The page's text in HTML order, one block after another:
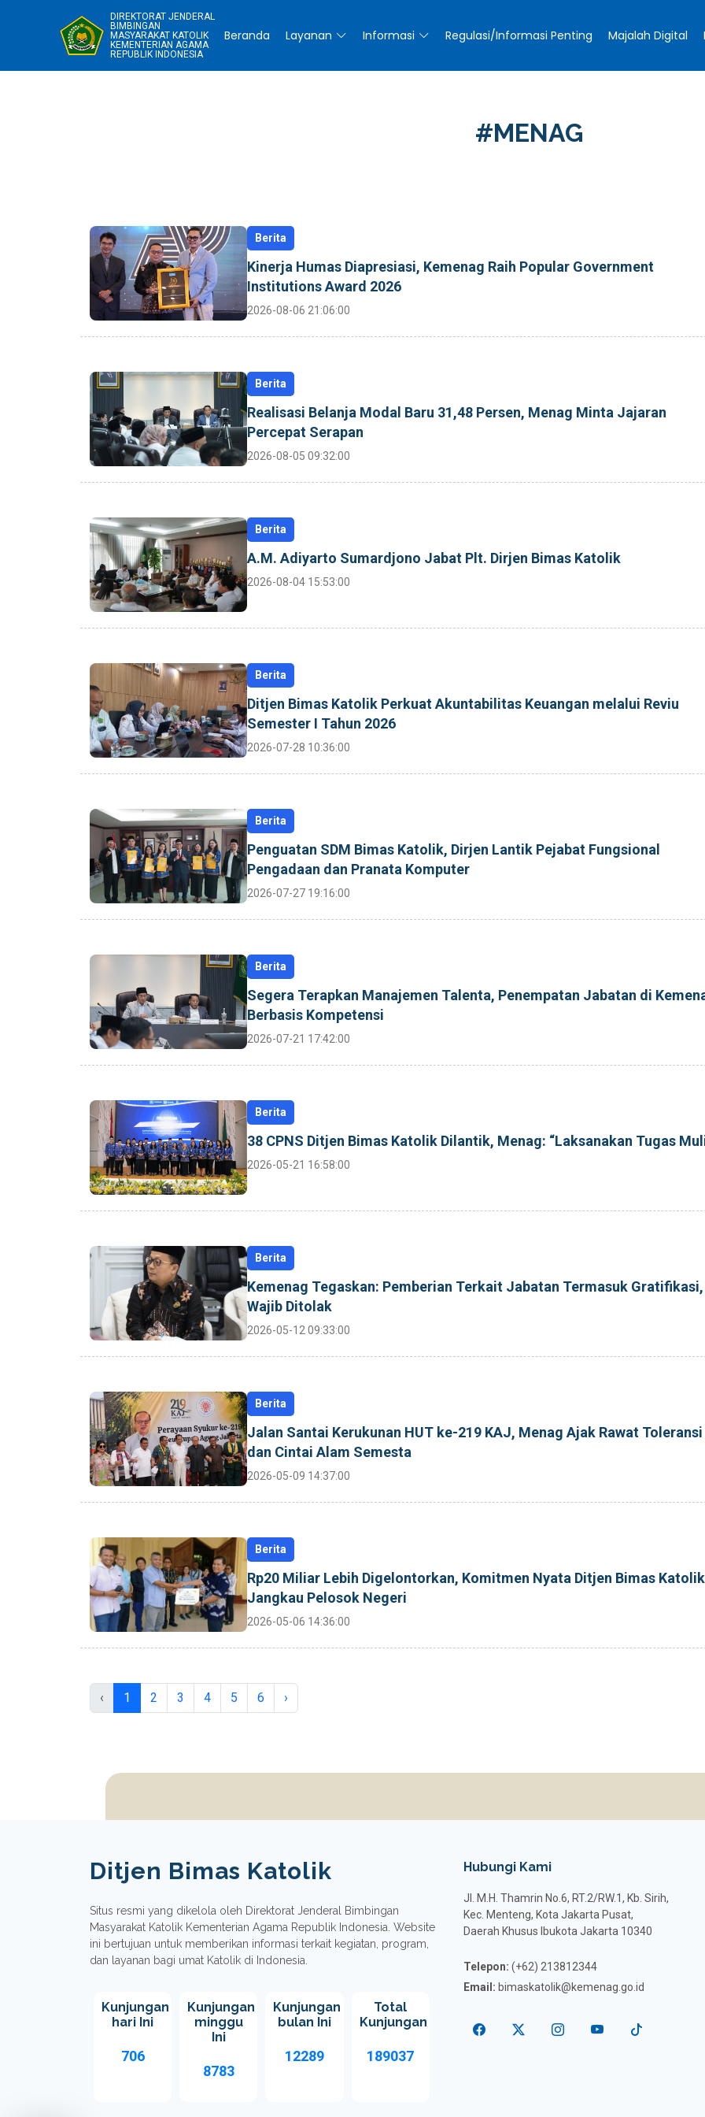
DIREKTORAT JENDERAL
BIMBINGAN
MASYARAKAT KATOLIK
KEMENTERIAN AGAMA
REPUBLIK INDONESIA
Beranda Layanan Informasi Regulasi/Informasi Penting Majalah Digital
#MENAG
Berita
Kinerja Humas Diapresiasi, Kemenag Raih Popular Government
Institutions Award 2026
2026-08-06 21:06:00
Berita
Realisasi Belanja Modal Baru 31,48 Persen, Menag Minta Jajaran
Percepat Serapan
2026-08-05 09:32:00
Berita
A.M. Adiyarto Sumardjono Jabat Plt. Dirjen Bimas Katolik
2026-08-04 15:53:00
Berita
Ditjen Bimas Katolik Perkuat Akuntabilitas Keuangan melalui Reviu
Semester I Tahun 2026
2026-07-28 10:36:00
Berita
Penguatan SDM Bimas Katolik, Dirjen Lantik Pejabat Fungsional
Pengadaan dan Pranata Komputer
2026-07-27 19:16:00
Berita
Segera Terapkan Manajemen Talenta, Penempatan Jabatan di
Berbasis Kompetensi
2026-07-21 17:42:00
Berita
38 CPNS Ditjen Bimas Katolik Dilantik, Menag: “Laksanakan Tugas
2026-05-21 16:58:00
Berita
Kemenag Tegaskan: Pemberian Terkait Jabatan Termasuk Gratifikasi,
Wajib Ditolak
2026-05-12 09:33:00
Berita
Jalan Santai Kerukunan HUT ke-219 KAJ, Menag Ajak Rawat Toleransi
dan Cintai Alam Semesta
2026-05-09 14:37:00
Berita
Rp20 Miliar Lebih Digelontorkan, Komitmen Nyata Ditjen Bimas Katolik
Jangkau Pelosok Negeri
2026-05-06 14:36:00
‹ 1 2 3 4 5 6 ›
Ditjen Bimas Katolik
Situs resmi yang dikelola oleh Direktorat Jenderal Bimbingan
Masyarakat Katolik Kementerian Agama Republik Indonesia. Website
ini bertujuan untuk memberikan informasi terkait kegiatan, program,
dan layanan bagi umat Katolik di Indonesia.
Kunjungan
hari Ini
706
Kunjungan
minggu
Ini
8783
Kunjungan
bulan Ini
12289
Total
Kunjungan
189037
Hubungi Kami
Jl. M.H. Thamrin No.6, RT.2/RW.1, Kb. Sirih,
Kec. Menteng, Kota Jakarta Pusat,
Daerah Khusus Ibukota Jakarta 10340
Telepon: (+62) 213812344
Email: bimaskatolik@kemenag.go.id